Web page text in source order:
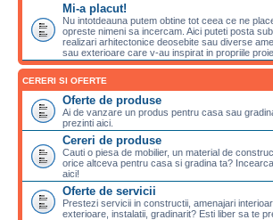
Mi-a placut!
Nu intotdeauna putem obtine tot ceea ce ne
opreste nimeni sa incercam. Aici puteti posta
realizari arhitectonice deosebite sau diverse
sau exterioare care v-au inspirat in propriile
CERERI SI OFERTE
Oferte de produse
Ai de vanzare un produs pentru casa sau
prezinti aici.
Cereri de produse
Cauti o piesa de mobilier, un material de
orice altceva pentru casa si gradina ta?
aici!
Oferte de servicii
Prestezi servicii in constructii, amenajari
exterioare, instalatii, gradinarit? Esti liber sa te